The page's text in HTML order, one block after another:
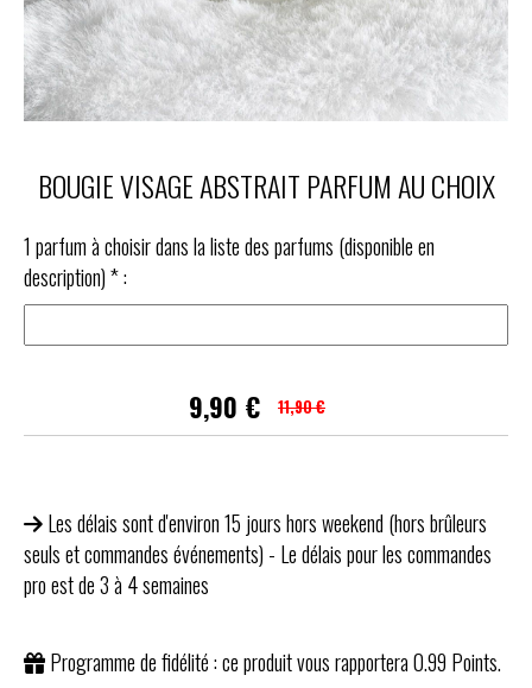
BOUGIE VISAGE ABSTRAIT PARFUM AU CHOIX
1 parfum à choisir dans la liste des parfums (disponible en
description)*:
9,90 € 11,90 €
Les délais sont d'environ 15 jours hors weekend (hors brûleurs
seuls et commandes événements) - Le délais pour les commandes
pro est de 3 à 4 semaines
Programme de fidélité : ce produit vous rapportera0.99 Points.